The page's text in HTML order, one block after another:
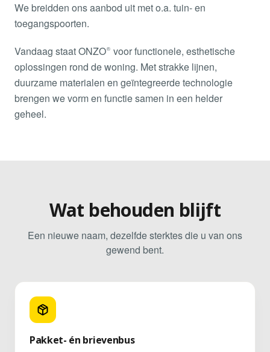
We breidden ons aanbod uit met o.a. tuin- en
toegangspoorten.
Vandaag staat ONZO® voor functionele, esthetische
oplossingen rond de woning. Met strakke lijnen,
duurzame materialen en geïntegreerde technologie
brengen we vorm en functie samen in een helder
geheel.
Wat behouden blijft
Een nieuwe naam, dezelfde sterktes die u van ons
gewend bent.
Pakket- én brievenbus